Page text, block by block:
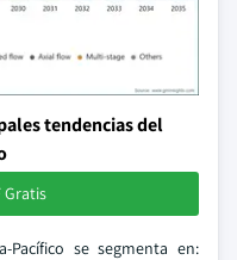
tendencias del
Gratis
se segmenta en: